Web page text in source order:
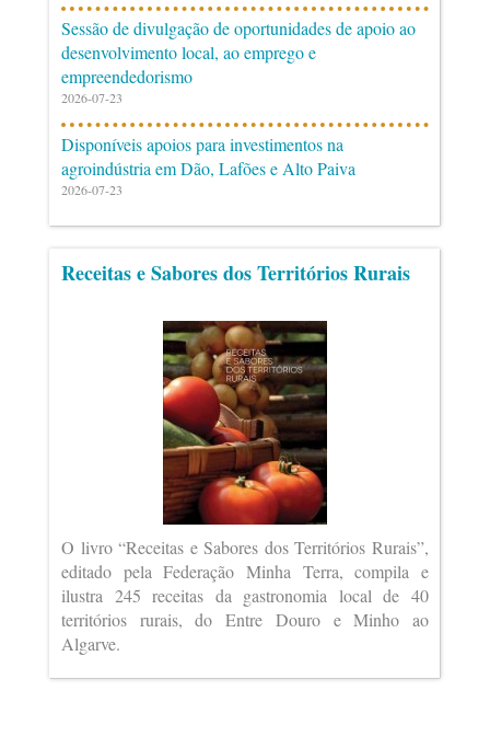
Sessão de divulgação de oportunidades de apoio ao
desenvolvimento local, ao emprego e
empreendedorismo
2026-07-23
Disponíveis apoios para investimentos na
agroindústria em Dão, Lafões e Alto Paiva
2026-07-23
Receitas e Sabores dos Territórios Rurais
O livro “Receitas e Sabores dos Territórios Rurais”,
editado pela Federação Minha Terra, compila e
ilustra 245 receitas da gastronomia local de 40
territórios rurais, do Entre Douro e Minho ao
Algarve.